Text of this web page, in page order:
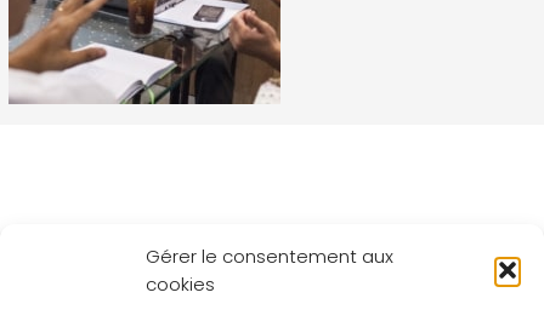
Gérer le consentement aux
cookies